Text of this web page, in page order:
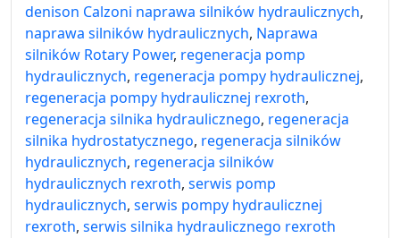
denison Calzoni naprawa silników hydraulicznych,
naprawa silników hydraulicznych, Naprawa
silników Rotary Power, regeneracja pomp
hydraulicznych, regeneracja pompy hydraulicznej,
regeneracja pompy hydraulicznej rexroth,
regeneracja silnika hydraulicznego, regeneracja
silnika hydrostatycznego, regeneracja silników
hydraulicznych, regeneracja silników
hydraulicznych rexroth, serwis pomp
hydraulicznych, serwis pompy hydraulicznej
rexroth, serwis silnika hydraulicznego rexroth